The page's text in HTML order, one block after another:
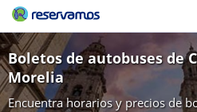
Boletos de autobuses de
Morelia
Encuentra horarios y precios de